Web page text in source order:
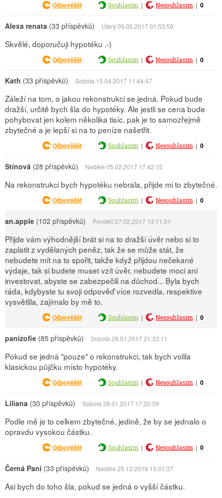
Odpovědět Souhlasím | Nesouhlasím | 0
Alexa renata (33 příspěvků) Úterý 09.05.2017 01:53:59
Skvělé, doporučuji hypotéku .-)
Odpovědět Souhlasím | Nesouhlasím | 0
Kath (33 příspěvků) Sobota 15.04.2017 11:44:47
Záleží na tom, o jakou rekonstrukci se jedná. Pokud bude
dražší, určitě bych šla do hypotéky. Ale jestli se cena bude
pohybovat jen kolem několika tisíc, pak je to samozřejmě
zbytečné a je lepší si na to peníze našetřit.
Odpovědět Souhlasím | Nesouhlasím | 0
Stínová (28 příspěvků) Neděle 05.02.2017 17:42:15
Na rekonstrukci bych hypotéku nebrala, přijde mi to zbytečné.
Odpovědět Souhlasím | Nesouhlasím | 0
an.apple (102 příspěvků) Pondělí 27.02.2017 13:11:01
Přijde vám výhodnější brát si na to dražší úvěr nebo si to
zaplatit z vydělaných peněz, tak že se může stát, že
nebudete mít na to spořit, takže když přijdou nečekané
výdaje, tak si budete muset vzít úvěr, nebudete moci ani
investovat, abyste se zabezpečili na důchod... Byla bych
ráda, kdybyste tu svoji odpověď více rozvedla, respektive
vysvětlila, zajímalo by mě to.
Odpovědět Souhlasím | Nesouhlasím | 0
panizofie (85 příspěvků) Sobota 28.01.2017 21:33:11
Pokud se jedná "pouze" o rekonstrukci, tak bych volila
klasickou půjčku místo hypotéky.
Odpovědět Souhlasím | Nesouhlasím | 0
Liliana (30 příspěvků) Sobota 28.01.2017 17:20:59
Podle mě je to celkem zbytečné, jedině, že by se jednalo o
opravdu vysokou částku.
Odpovědět Souhlasím | Nesouhlasím | 0
Černá Paní (33 příspěvků) Neděle 25.12.2016 15:01:37
Asi bych do toho šla, pokud se jedná o vyšší částku.